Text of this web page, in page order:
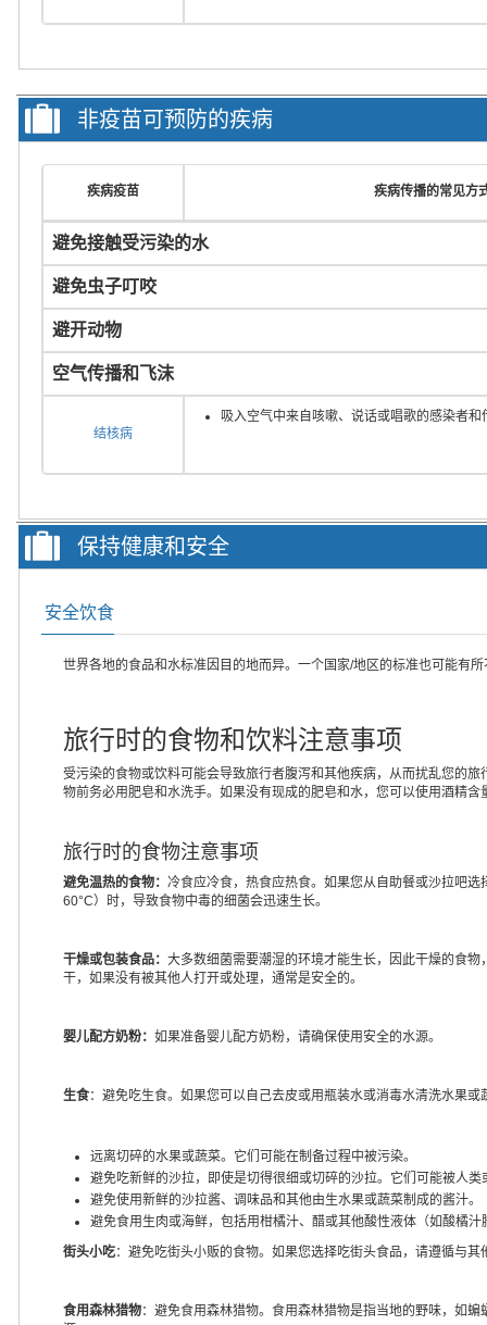
非疫苗可预防的疾病
疾病疫苗 疾病传播的常见方
避免接触受污染的水
避免虫子叮咬
避开动物
空气传播和飞沫
结核病
吸入空气中来自咳嗽、说话或唱歌的感染者
保持健康和安全
安全饮食
世界各地的食品和水标准因目的地而异。一个国家/地区的标准也可能有
旅行时的食物和饮料注意事项
受污染的食物或饮料可能会导致旅行者腹泻和其他疾病，从而扰乱您的
物前务必用肥皂和水洗手。如果没有现成的肥皂和水，您可以使用酒精
旅行时的食物注意事项
避免温热的食物： 冷食应冷食，热食应热食。如果您从自助餐或沙拉吧
60°C）时，导致食物中毒的细菌会迅速生长。
干燥或包装食品： 大多数细菌需要潮湿的环境才能生长，因此干燥的食
干，如果没有被其他人打开或处理，通常是安全的。
婴儿配方奶粉： 如果准备婴儿配方奶粉，请确保使用安全的水源。
生食：避免吃生食。如果您可以自己去皮或用瓶装水或消毒水清洗水果
远离切碎的水果或蔬菜。它们可能在制备过程中被污染。
避免吃新鲜的沙拉，即使是切得很细或切碎的沙拉。它们可能被人
避免使用新鲜的沙拉酱、调味品和其他由生水果或蔬菜制成的酱汁。
避免食用生肉或海鲜，包括用柑橘汁、醋或其他酸性液体（如酸橘汁
街头小吃：避免吃街头小贩的食物。如果您选择吃街头食品，请遵循与
食用森林猎物：避免食用森林猎物。食用森林猎物是指当地的野味，如